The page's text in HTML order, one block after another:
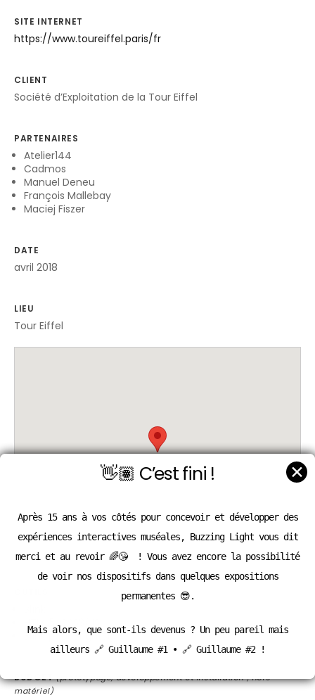
SITE INTERNET
https://www.toureiffel.paris/fr
CLIENT
Société d’Exploitation de la Tour Eiffel
PARTENAIRES
Atelier144
Cadmos
Manuel Deneu
François Mallebay
Maciej Fiszer
DATE
avril 2018
LIEU
Tour Eiffel
HTML5/CSS3/JS
Blínk pour BrightSign
BUDGET(prototypage, développement et installation ; hors
matériel)
👋🏽 C’est fini ! ✕
Après 15 ans à vos côtés pour concevoir et développer des
expériences interactives muséales, Buzzing Light vous dit
merci et au revoir 🌈😘 ! Vous avez encore la possibilité
de voir nos dispositifs dans quelques expositions
permanentes 😎.
Mais alors, que sont-ils devenus ? Un peu pareil mais
ailleurs 🔗 Guillaume #1 • 🔗 Guillaume #2 !